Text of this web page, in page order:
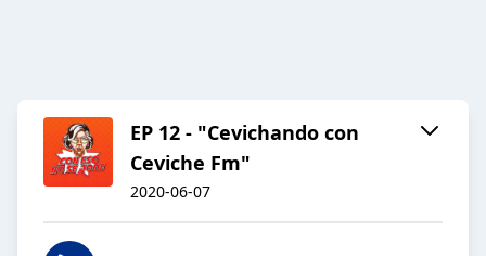
EP 12 - "Cevichando con
Ceviche Fm"
2020-06-07